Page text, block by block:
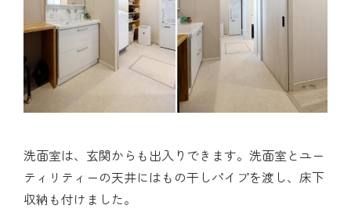
洗面室は、玄関からも出入りできます。洗面室とユー
ティリティーの天井にはもの干しパイプを渡し、床下
収納も付けました。